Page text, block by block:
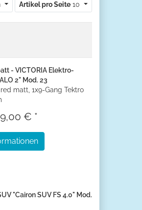
Artikel pro Seite 10
- VICTORIA Elektro-
2" Mod. 23
matt, 1x9-Gang Tektro
€ *
"Cairon SUV FS 4.0" Mod.